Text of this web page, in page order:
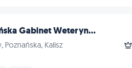
Gabinet Weteryn...
Poznańska, Kalisz